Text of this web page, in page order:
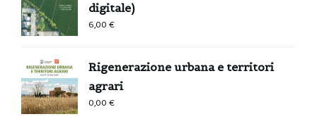
digitale)
6,00€
Rigenerazione urbana e territori
agrari
0,00€